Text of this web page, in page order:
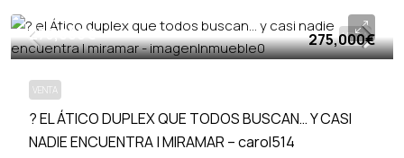
VENTA
275,000€
VENTA
? EL ÁTICO DUPLEX QUE TODOS BUSCAN… Y CASI
NADIE ENCUENTRA | MIRAMAR – carol514
275,000€